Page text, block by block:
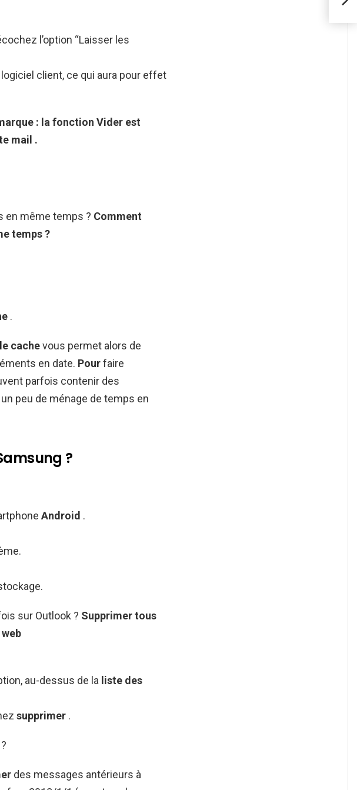
l’option “Laisser les
client, ce qui aura pour effet
: la fonction Vider est
mail .
en même temps ? Comment
temps?
.
cachevous permet alors de
en date. Pourfaire
parfois contenir des
peu de ménage de temps en
?
Android .
sur Outlook ? Supprimer tous
au-dessus de la liste des
supprimer .
des messages antérieurs à